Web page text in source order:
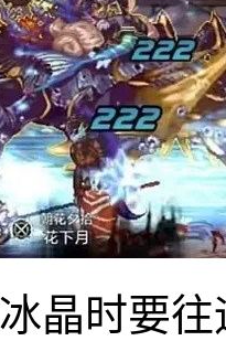
晶时要